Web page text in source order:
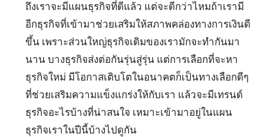
Search
for:
Search
ถึงเราจะมีแผนธุรกิจที่ดีแล้ว แต่จะดีกว่าไหมถ้าเรามี
อีกธุรกิจที่เข้ามาช่วยเสริมให้สภาพคล่องทางการเงินดี
ขึ้น เพราะส่วนใหญ่ธุรกิจเดิมของเรามักจะทำกันมา
นาน บางธุรกิจส่งต่อกันรุ่นสู่รุ่น แต่การเลือกที่จะหา
ธุรกิจใหม่ มีโอกาสเติบโตในอนาคตก็เป็นทางเลือกดีๆ
ที่ช่วยเสริมความแข็งแกร่งให้กับเรา แล้วจะมีเทรนด์
ธุรกิจอะไรบ้างที่น่าสนใจ เหมาะเข้ามาอยู่ในแผน
ธุรกิจเราในปีนี้บ้างไปดูกัน